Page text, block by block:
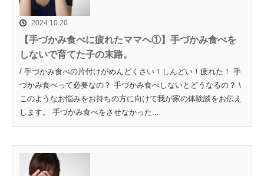
2024.10.20
【手づかみ食べに疲れたママへ①】手づかみ食べを
しないで育てた子の末路。
/ 手づかみ食べの片付けがめんどくさい！しんどい！疲れた！ 手
づかみ食べって必要なの？ 手づかみ食べしないとどうなるの？ \
このようなお悩みをお持ちの方に向けて我が家の体験談をお伝え
します。 手づかみ食べをさせなかった...